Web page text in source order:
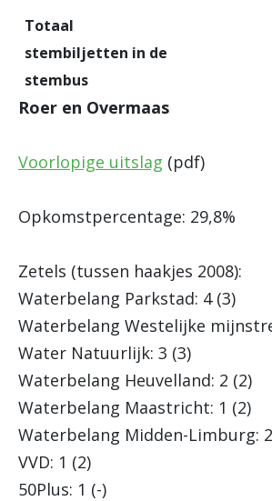
Totaal
stembiljetten in de
stembus
Roer en Overmaas
Voorlopige uitslag (pdf)
Opkomstpercentage: 29,8%
Zetels (tussen haakjes 2008):
Waterbelang Parkstad: 4 (3)
Waterbelang Westelijke
Water Natuurlijk: 3 (3)
Waterbelang Heuvelland: 2 (2)
Waterbelang Maastricht: 1 (2)
Waterbelang Midden-Limburg:
VVD: 1 (2)
50Plus: 1 (-)